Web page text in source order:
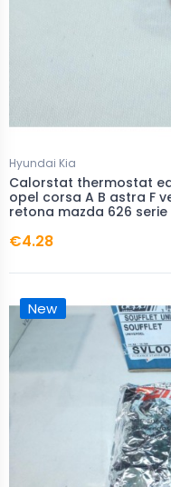
Hyundai Kia
Calorstat thermostat
opel corsa A B astra F
retona mazda 626 serie
€4.28
New